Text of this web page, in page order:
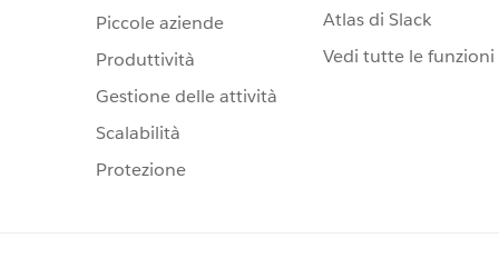
Piccole aziende
Produttività
Gestione delle attività
Scalabilità
Protezione
Atlas di Slack
Vedi tutte le funzioni